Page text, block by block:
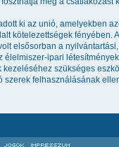
ki az unió, amelyekben
kötelezettségek fényében.
elsősorban a
élelmiszer-ipari
szükséges
felhasználásának